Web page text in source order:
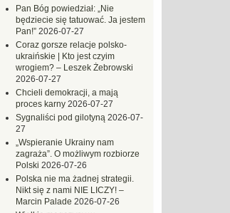
Pan Bóg powiedział: „Nie
będziecie się tatuować. Ja jestem
Pan!” 2026-07-27
Coraz gorsze relacje polsko-
ukraińskie | Kto jest czyim
wrogiem? – Leszek Żebrowski
2026-07-27
Chcieli demokracji, a mają
proces karny 2026-07-27
Sygnaliści pod gilotyną 2026-07-
27
„Wspieranie Ukrainy nam
zagraża”. O możliwym rozbiorze
Polski 2026-07-26
Polska nie ma żadnej strategii.
Nikt się z nami NIE LICZY! –
Marcin Palade 2026-07-26